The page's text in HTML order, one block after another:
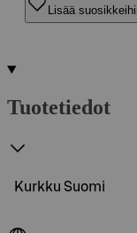
Lisää
Tuotetiedot
Kurkku Suomi